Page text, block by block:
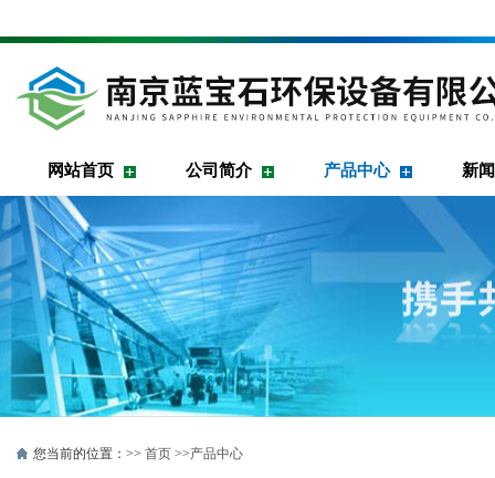
网站首页 公司简介 产品中心 新
您当前的位置：>> 首页 >>产品中心